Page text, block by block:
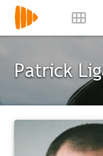
Patrick